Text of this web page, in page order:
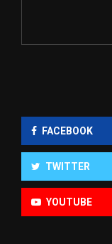
FACEBOOK
TWITTER
YOUTUBE